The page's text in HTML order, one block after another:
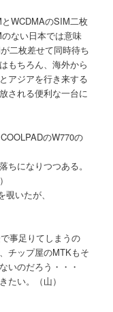
WCDMAのSIM二枚
ない日本では意味
二枚差せて同時待ち
もちろん、海外から
アジアを行き来する
される便利な一台に
のW770の
ちになりつつある。
いたが、
事足りてしまうの
チップ屋のMTKもそ
いのだろう・・・
たい。（山）